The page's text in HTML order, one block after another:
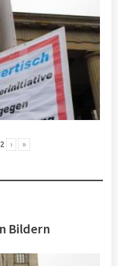
2 › »
Bildern